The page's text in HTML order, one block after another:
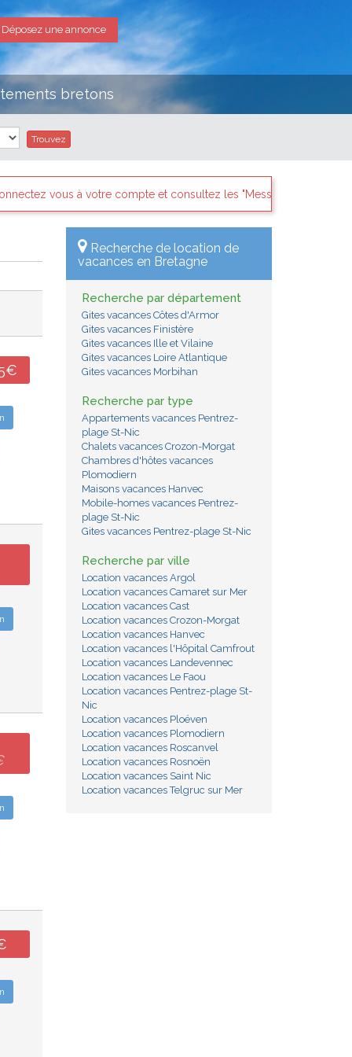
une annonce
bretons
les "Messages des internautes pressés" il y a sans doute des
Recherche de location de
vacances en Bretagne
Recherche par département
Gites vacances Côtes d'Armor
Gites vacances Finistère
Gites vacances Ille et Vilaine
Gites vacances Loire Atlantique
Gites vacances Morbihan
Recherche par type
Appartements vacances Pentrez-
plage St-Nic
Chalets vacances Crozon-Morgat
Chambres d'hôtes vacances
Plomodiern
Maisons vacances Hanvec
Mobile-homes vacances Pentrez-
plage St-Nic
Gites vacances Pentrez-plage St-Nic
Recherche par ville
Location vacances Argol
Location vacances Camaret sur Mer
Location vacances Cast
Location vacances Crozon-Morgat
Location vacances Hanvec
Location vacances l'Hôpital Camfrout
Location vacances Landevennec
Location vacances Le Faou
Location vacances Pentrez-plage St-
Nic
Location vacances Ploéven
Location vacances Plomodiern
Location vacances Roscanvel
Location vacances Rosnoën
Location vacances Saint Nic
Location vacances Telgruc sur Mer